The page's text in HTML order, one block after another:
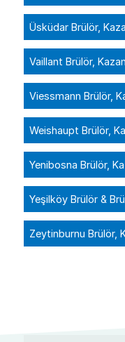
Üsküdar Brülör,
Vaillant Brülör,
Viessmann Brülör,
Weishaupt Brülör,
Yenibosna Brülör,
Yeşilköy Brülör &
Zeytinburnu Brülör,